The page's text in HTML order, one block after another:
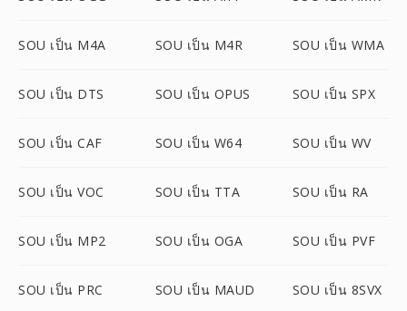
SOU เป็น M4A SOU เป็น M4R SOU เป็น WMA
SOU เป็น DTS SOU เป็น OPUS SOU เป็น SPX
SOU เป็น CAF SOU เป็น W64 SOU เป็น WV
SOU เป็น VOC SOU เป็น TTA SOU เป็น RA
SOU เป็น MP2 SOU เป็น OGA SOU เป็น PVF
SOU เป็น PRC SOU เป็น MAUD SOU เป็น 8SVX